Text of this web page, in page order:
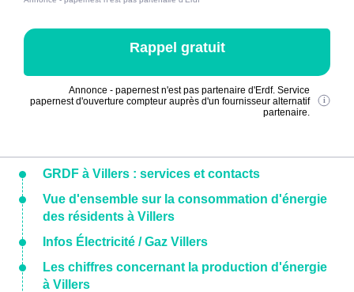
Rappel gratuit
Annonce - papernest n'est pas partenaire d'Erdf. Service
papernest d'ouverture compteur auprès d'un fournisseur alternatif
partenaire.
GRDF à Villers : services et contacts
Vue d'ensemble sur la consommation d'énergie
des résidents à Villers
Infos Électricité / Gaz Villers
Les chiffres concernant la production d'énergie
à Villers